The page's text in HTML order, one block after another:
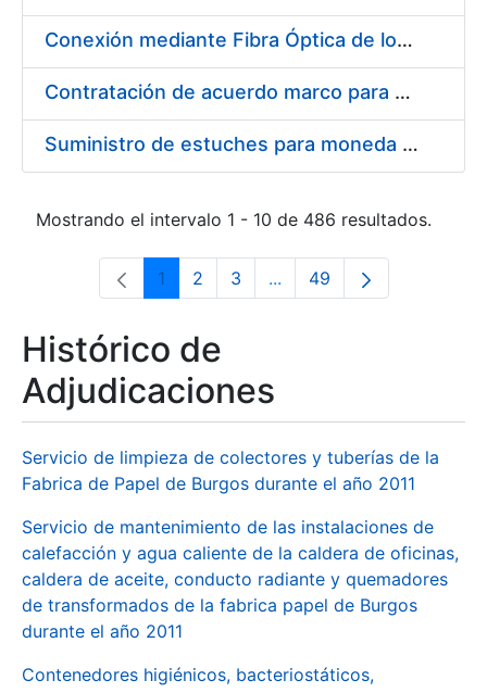
Conexión mediante Fibra Óptica de los Centros de Proceso de Datos (CPDs) de las sedes de la FNMT-RCM de Burgos y Madrid
Contratación de acuerdo marco para el Suministro de Material de Electricidad para la Fábrica Nacional de Moneda y Timbre-Real Casa de la Moneda en su centro de trabajo de Burgos
Suministro de estuches para moneda de 30 €
Mostrando el intervalo 1 - 10 de 486 resultados.
Página
1 Página
2 Página
3 ...Páginas intermedias Use
Página
49
Histórico de
Adjudicaciones
Servicio de limpieza de colectores y tuberías de la
Fabrica de Papel de Burgos durante el año 2011
Servicio de mantenimiento de las instalaciones de
calefacción y agua caliente de la caldera de oficinas,
caldera de aceite, conducto radiante y quemadores
de transformados de la fabrica papel de Burgos
durante el año 2011
Contenedores higiénicos, bacteriostáticos,